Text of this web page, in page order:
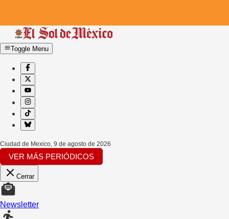
Toggle Menu
Ciudad de Mexico, 9 de agosto de 2026
VER MÁS PERIÓDICOS
Cerrar
Newsletter